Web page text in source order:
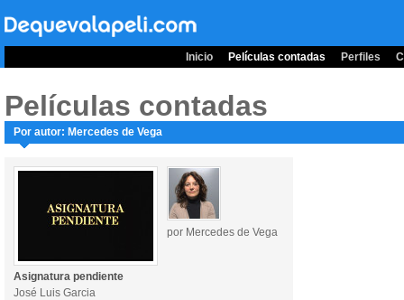
Inicio Películas contadas Perfiles
Películas contadas
Por autor: Mercedes de Vega
por Mercedes de Vega
Asignatura pendiente
José Luis Garcia